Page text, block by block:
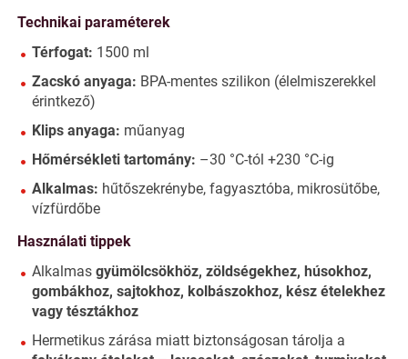
Technikai paraméterek
Térfogat: 1500 ml
Zacskó anyaga: BPA-mentes szilikon (élelmiszerekkel
érintkező)
Klips anyaga: műanyag
Hőmérsékleti tartomány: –30 °C-tól +230 °C-ig
Alkalmas: hűtőszekrénybe, fagyasztóba, mikrosütőbe,
vízfürdőbe
Használati tippek
Alkalmas gyümölcsökhöz, zöldségekhez, húsokhoz,
gombákhoz, sajtokhoz, kolbászokhoz, kész ételekhez
vagy tésztákhoz
Hermetikus zárása miatt biztonságosan tárolja a